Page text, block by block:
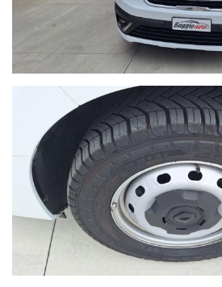
Email: info@baggioauto.it
Sito internet: www.baggioauto.it